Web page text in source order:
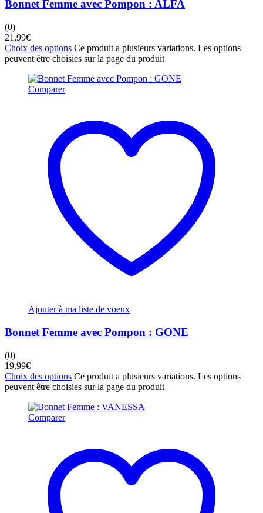
Bonnet Femme avec Pompon : ALFA
(0)
21,99€
Choix des options Ce produit a plusieurs variations. Les options
peuvent être choisies sur la page du produit
Comparer
Ajouter à ma liste de voeux
Bonnet Femme avec Pompon : GONE
(0)
19,99€
Choix des options Ce produit a plusieurs variations. Les options
peuvent être choisies sur la page du produit
Comparer